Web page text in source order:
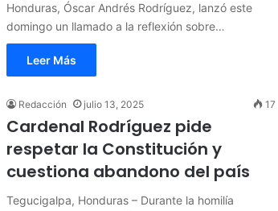
Honduras, Óscar Andrés Rodríguez, lanzó este
domingo un llamado a la reflexión sobre…
Leer Más
Redacción julio 13, 2025 17
Cardenal Rodríguez pide
respetar la Constitución y
cuestiona abandono del país
Tegucigalpa, Honduras – Durante la homilía